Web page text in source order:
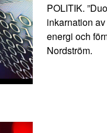
POLITIK.
inkarnation
energi och
Nordström.